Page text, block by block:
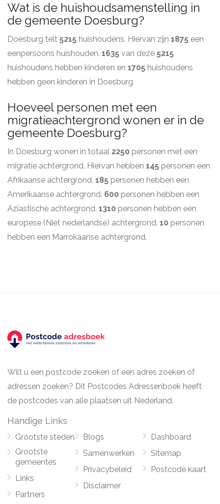
Wat is de huishoudsamenstelling in
de gemeente Doesburg?
Doesburg telt 5215 huishoudens. Hiervan zijn 1875 een
eenpersoons huishouden. 1635 van deze 5215
huishoudens hebben kinderen en 1705 huishoudens
hebben geen kinderen in Doesburg
Hoeveel personen met een
migratieachtergrond wonen er in de
gemeente Doesburg?
In Doesburg wonen in totaal 2250 personen met een
migratie achtergrond. Hiervan hebben 145 personen een
Afrikaanse achtergrond. 185 personen hebben een
Amerikaanse achtergrond. 600 personen hebben een
Aziastische achtergrond. 1310 personen hebben een
europese (Niet nederlandse) achtergrond. 10 personen
hebben een Marrokaanse achtergrond.
Wilt u een postcode zoeken of een adres zoeken of
adressen zoeken? Dit Postcodes Adressenboek heeft
de postcodes van alle plaatsen uit Nederland.
Handige Links
Grootste steden
Grootste
gemeentes
Links
Partners
Blogs
Samenwerken
Privacybeleid
Disclaimer
Dashboard
Sitemap
Postcode kaart